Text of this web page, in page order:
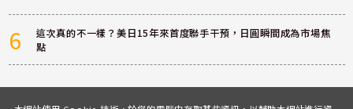
6
這次真的不一樣？美日15年來首度聯手干預，日圓瞬間成為市場焦
點